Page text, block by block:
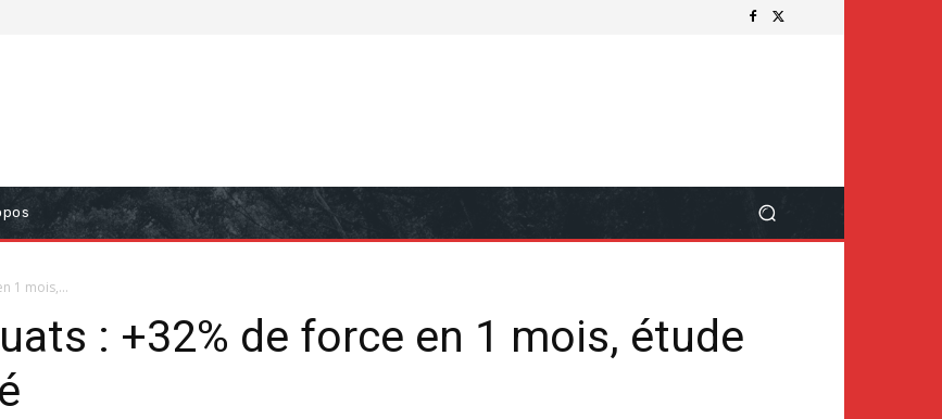
1 mois,...
: +32% de force en 1 mois, étude